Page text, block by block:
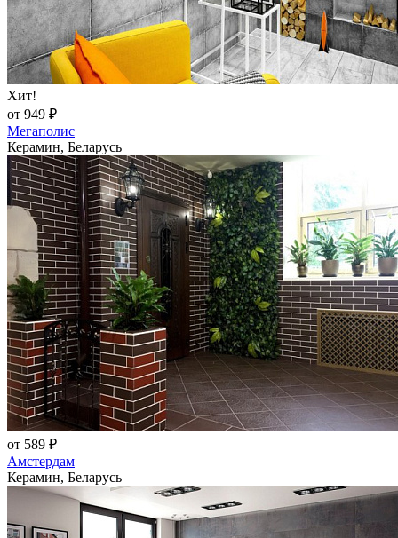
Хит!
от 949 ₽
Мегаполис
Керамин, Беларусь
от 589 ₽
Амстердам
Керамин, Беларусь